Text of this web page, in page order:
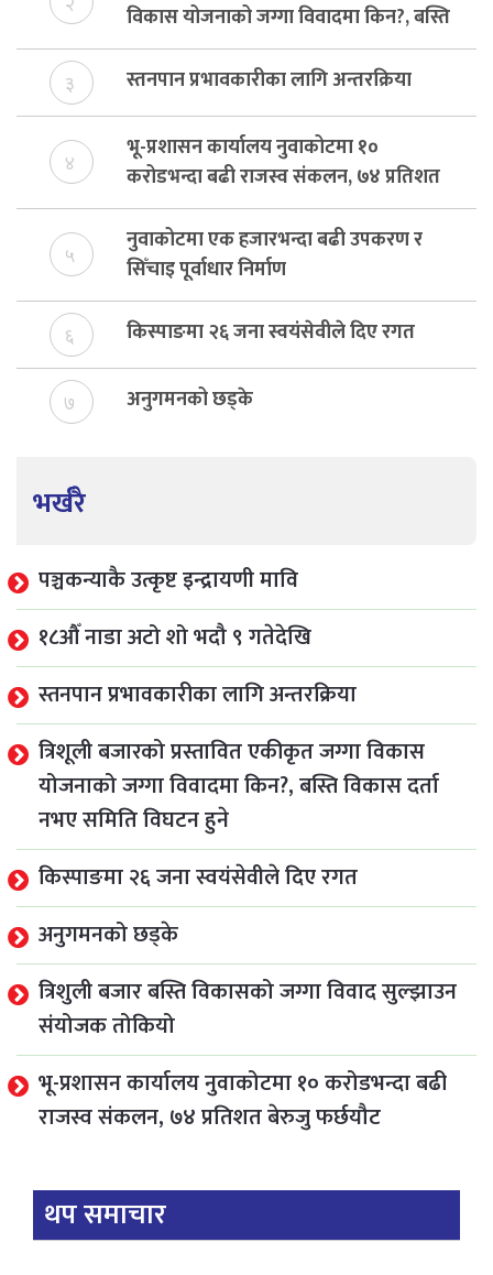
विकास योजनाको जग्गा विवादमा किन?, बस्ति
विकास दर्ता नभए समिति विघटन हुने
३ स्तनपान प्रभावकारीका लागि अन्तरक्रिया
४
भू-प्रशासन कार्यालय नुवाकोटमा १०
करोडभन्दा बढी राजस्व संकलन, ७४ प्रतिशत
बेरुजु फर्छयौट
५
नुवाकोटमा एक हजारभन्दा बढी उपकरण र
सिँचाइ पूर्वाधार निर्माण
६ किस्पाङमा २६ जना स्वयंसेवीले दिए रगत
७ अनुगमनको छड्के
भर्खरै
पञ्चकन्याकै उत्कृष्ट इन्द्रायणी मावि
१८औँ नाडा अटो शो भदौ ९ गतेदेखि
स्तनपान प्रभावकारीका लागि अन्तरक्रिया
त्रिशूली बजारको प्रस्तावित एकीकृत जग्गा विकास
योजनाको जग्गा विवादमा किन?, बस्ति विकास दर्ता
नभए समिति विघटन हुने
किस्पाङमा २६ जना स्वयंसेवीले दिए रगत
अनुगमनको छड्के
त्रिशुली बजार बस्ति विकासको जग्गा विवाद सुल्झाउन
संयोजक तोकियो
भू-प्रशासन कार्यालय नुवाकोटमा १० करोडभन्दा बढी
राजस्व संकलन, ७४ प्रतिशत बेरुजु फर्छयौट
थप समाचार